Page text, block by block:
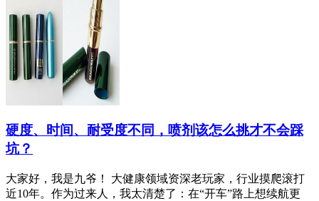
硬度、时间、耐受度不同，喷剂该怎么挑才不会踩
坑？
大家好，我是九爷！ 大健康领域资深老玩家，行业摸爬滚打
近10年。作为过来人，我太清楚了：在“开车”路上想续航更